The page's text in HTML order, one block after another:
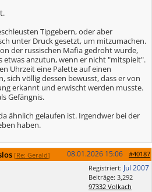
Tipgebern, oder aber
unter Druck gesetzt, um mitzumachen.
der russischen Mafia gedroht wurde,
etwas anzutun, wenn er nicht "mitspielt".
Uhrzeit eine Palette auf einen
sich völlig dessen bewusst, dass er von
erkannt und erwischt werden musste.
Gefängnis.
ähnlich gelaufen ist. Irgendwer bei der
haben.
[Re: Gerald] #40187
08.01.2026 15:06
Registriert: Jul 2007
Beiträge: 3,292
97332 Volkach